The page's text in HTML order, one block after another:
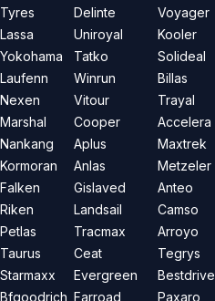
Tyres
Lassa
Yokohama
Laufenn
Nexen
Marshal
Nankang
Kormoran
Falken
Riken
Petlas
Taurus
Starmaxx
Bfgoodrich
Delinte
Uniroyal
Tatko
Winrun
Vitour
Cooper
Aplus
Anlas
Gislaved
Landsail
Tracmax
Ceat
Evergreen
Farroad
Voyager
Kooler
Solideal
Billas
Trayal
Accelera
Maxtrek
Metzeler
Anteo
Camso
Arroyo
Tegrys
Bestdrive
Paxaro